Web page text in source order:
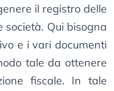
il registro delle
società. Qui bisogna
e i vari documenti
tale da ottenere
fiscale. In tale